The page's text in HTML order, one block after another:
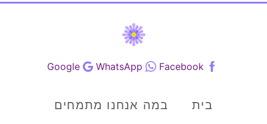
Facebook
WhatsApp
Google
בית
במה אנחנו מתמחים